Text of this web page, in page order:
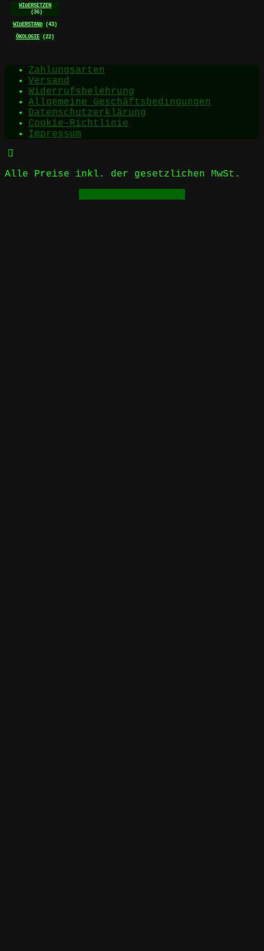
WIDERSETZEN
(36)
WIDERSTAND (43)
ÖKOLOGIE (22)
Zahlungsarten
Versand
Widerrufsbelehrung
Allgemeine Geschäftsbedingungen
Datenschutzerklärung
Cookie-Richtlinie
Impressum
Alle Preise inkl. der gesetzlichen MwSt.